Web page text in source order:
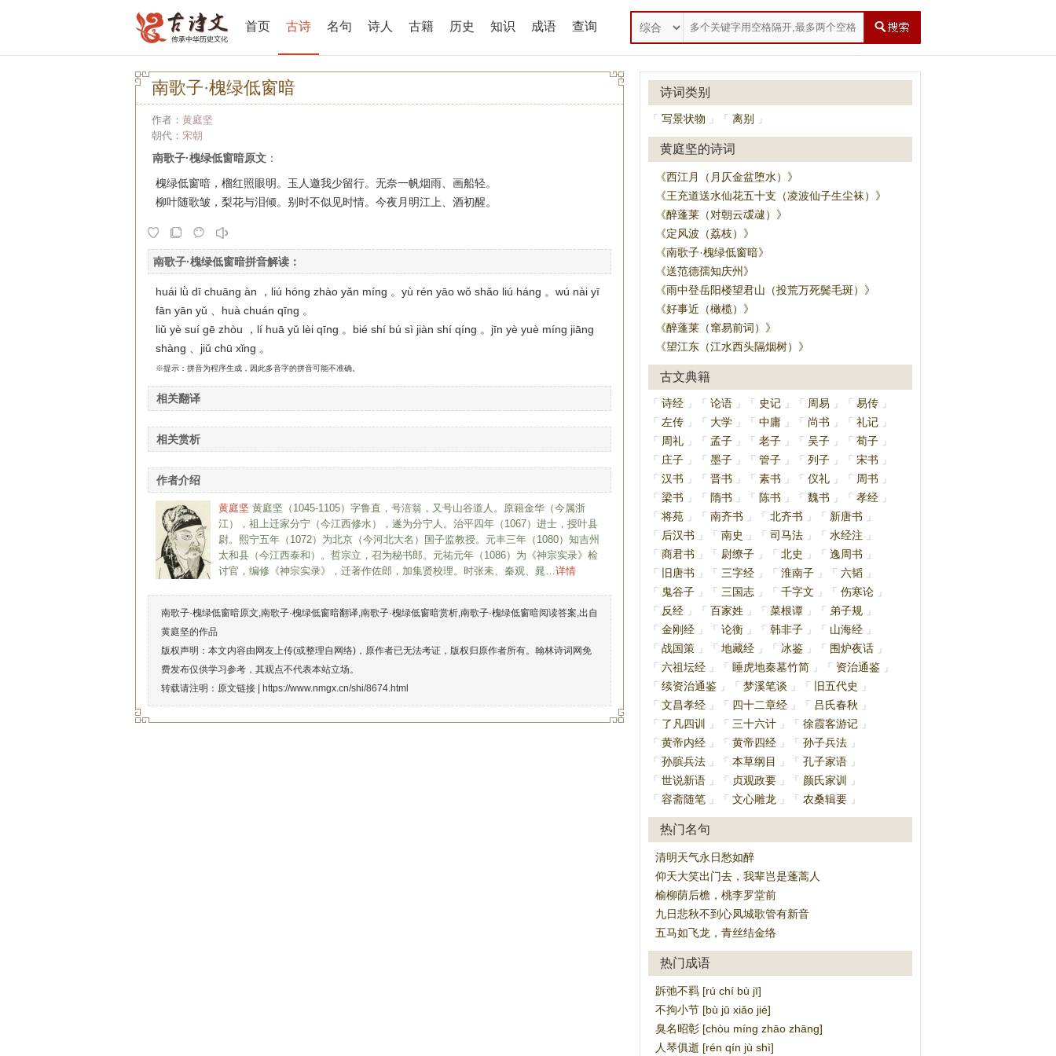
首页 古诗 名句 诗人 古籍 历史 知识 成语 查询
南歌子·槐绿低窗暗
作者： 黄庭坚
朝代： 宋朝
南歌子·槐绿低窗暗原文 ：
槐绿低窗暗，榴红照眼明。玉人邀我少留行。无奈一帆烟雨、画船轻。
柳叶随歌皱，梨花与泪倾。别时不似见时情。今夜月明江上、酒初醒。
南歌子·槐绿低窗暗拼音解读 ：
huái lǜ dī chuāng àn ，liú hóng zhào yǎn míng 。yù rén yāo wǒ shǎo liú háng 。wú nài yī
fān yān yǔ 、huà chuán qīng 。
liǔ yè suí gē zhòu ，lí huā yǔ lèi qīng 。bié shí bú sì jiàn shí qíng 。jīn yè yuè míng jiāng
shàng 、jiǔ chū xǐng 。
※提示：拼音为程序生成，因此多音字的拼音可能不准确。
相关翻译
相关赏析
作者介绍
黄庭坚 黄庭坚（1045-1105）字鲁直，号涪翁，又号山谷道人。原籍金华（今属浙
江），祖上迁家分宁（今江西修水），遂为分宁人。治平四年（1067）进士，授叶县
尉。熙宁五年（1072）为北京（今河北大名）国子监教授。元丰三年（1080）知吉州
太和县（今江西泰和）。哲宗立，召为秘书郎。元祐元年（1086）为《神宗实录》检
讨官，编修《神宗实录》，迁著作佐郎，加集贤校理。时张耒、秦观、晁…详情
南歌子·槐绿低窗暗原文,南歌子·槐绿低窗暗翻译,南歌子·槐绿低窗暗赏析,南歌子·槐绿低窗暗阅读答案,出自
黄庭坚的作品
版权声明：本文内容由网友上传(或整理自网络)，原作者已无法考证，版权归原作者所有。翰林诗词网免
费发布仅供学习参考，其观点不代表本站立场。
转载请注明：原文链接 |
https://www.nmgx.cn/shi/8674.html
诗词类别
「 写景状物 」 「 离别 」
黄庭坚的诗词
《西江月（月仄金盆堕水）》
《王充道送水仙花五十支（凌波仙子生尘袜）》
《醉蓬莱（对朝云叆叇）》
《定风波（荔枝）》
《南歌子·槐绿低窗暗》
《送范德孺知庆州》
《雨中登岳阳楼望君山（投荒万死鬓毛斑）》
《好事近（橄榄）》
《醉蓬莱（窜易前词）》
《望江东（江水西头隔烟树）》
古文典籍
「 诗经 」 「 论语 」 「 史记 」 「 周易 」 「 易传 」
「
左传 」 「 大学 」 「 中庸 」 「 尚书 」 「 礼记 」
「
周礼 」 「 孟子 」 「 老子 」 「 吴子 」 「 荀子 」
「
庄子 」 「 墨子 」 「 管子 」 「 列子 」 「 宋书
」
「 汉书 」 「 晋书 」 「 素书 」 「 仪礼 」 「 周书
」
「 梁书 」 「 隋书 」 「 陈书 」 「 魏书 」 「 孝经 」
「 将苑 」 「 南齐书 」 「 北齐书 」 「 新唐书
」
「
后汉书 」 「 南史 」 「 司马法 」 「 水经注
」
「 商君书 」 「 尉缭子 」 「 北史 」 「 逸周书
」
「
旧唐书 」 「 三字经 」 「 淮南子 」 「 六韬 」
「
鬼谷子 」 「 三国志 」 「 千字文 」 「 伤寒论 」
「
反经 」 「 百家姓 」 「 菜根谭 」 「 弟子规 」
「 金刚经 」 「 论衡 」 「 韩非子 」 「 山海经 」
「 战国策 」 「 地藏经 」 「 冰鉴 」 「 围炉夜话 」
「 六祖坛经 」 「 睡虎地秦墓竹简 」 「 资治通鉴 」
「 续资治通鉴 」 「 梦溪笔谈 」 「 旧五代史
」
「 文昌孝经 」 「 四十二章经 」 「 吕氏春秋
」
「
了凡四训 」 「 三十六计 」 「 徐霞客游记 」
「 黄帝内经 」 「 黄帝四经 」 「 孙子兵法 」
「 孙膑兵法 」 「 本草纲目 」 「 孔子家语 」
「 世说新语 」 「 贞观政要 」 「 颜氏家训
」
「 容斋随笔 」 「 文心雕龙 」 「 农桑辑要 」
热门名句
清明天气永日愁如醉
仰天大笑出门去，我辈岂是蓬蒿人
榆柳荫后檐，桃李罗堂前
九日悲秋不到心凤城歌管有新音
五马如飞龙，青丝结金络
热门成语
跅弛不羁 [rú chí bù jī]
不拘小节 [bù jū xiǎo jié]
臭名昭彰 [chòu míng zhāo zhāng]
人琴俱逝 [rén qín jù shì]